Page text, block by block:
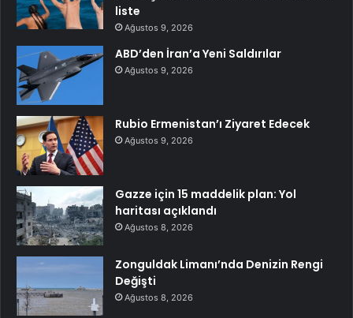
liste
Ağustos 9, 2026
ABD’den İran’a Yeni Saldırılar
Ağustos 9, 2026
Rubio Ermenistan’ı Ziyaret Edecek
Ağustos 9, 2026
Gazze için 15 maddelik plan: Yol
haritası açıklandı
Ağustos 8, 2026
Zonguldak Limanı’nda Denizin Rengi
Değişti
Ağustos 8, 2026